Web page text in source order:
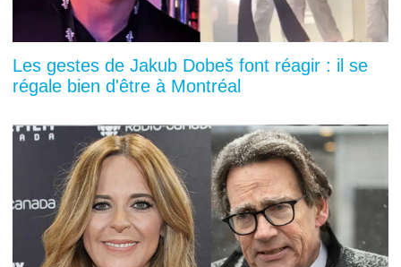
Les gestes de Jakub Dobeš font réagir : il se
régale bien d'être à Montréal